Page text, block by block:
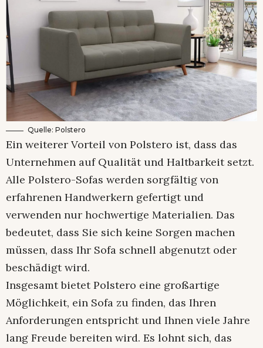
Quelle: Polstero
Ein weiterer Vorteil von Polstero ist, dass das
Unternehmen auf Qualität und Haltbarkeit setzt.
Alle Polstero-Sofas werden sorgfältig von
erfahrenen Handwerkern gefertigt und
verwenden nur hochwertige Materialien. Das
bedeutet, dass Sie sich keine Sorgen machen
müssen, dass Ihr Sofa schnell abgenutzt oder
beschädigt wird.
Insgesamt bietet Polstero eine großartige
Möglichkeit, ein Sofa zu finden, das Ihren
Anforderungen entspricht und Ihnen viele Jahre
lang Freude bereiten wird. Es lohnt sich, das